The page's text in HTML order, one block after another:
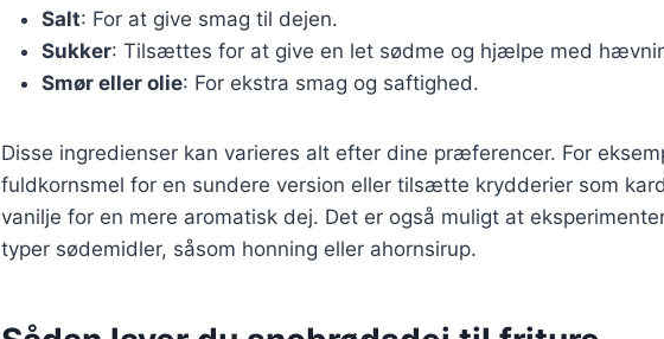
Salt: For at give smag til dejen.
Sukker: Tilsættes for at give en let sødme og hjælpe med
Smør eller olie: For ekstra smag og saftighed.
Disse ingredienser kan varieres alt efter dine præferencer. For
fuldkornsmel for en sundere version eller tilsætte krydderier som
vanilje for en mere aromatisk dej. Det er også muligt at
typer sødemidler, såsom honning eller ahornsirup.